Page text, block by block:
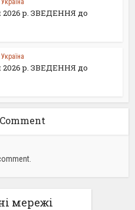
Україна
2026 р. ЗВЕДЕННЯ до
Україна
2026 р. ЗВЕДЕННЯ до
мережі